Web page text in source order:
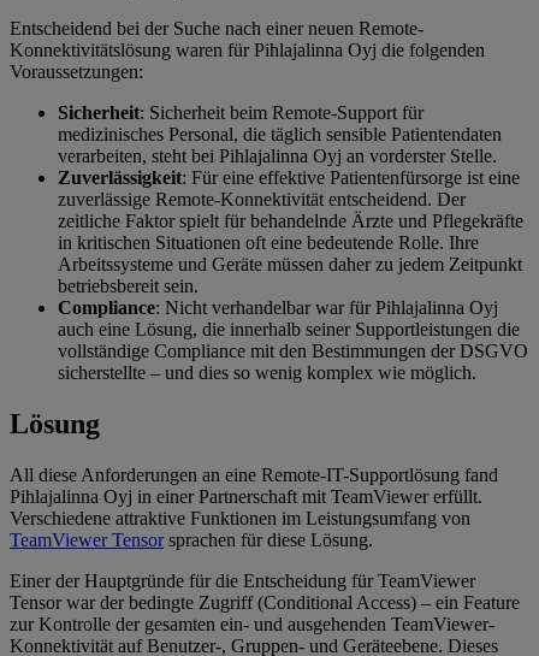
Entscheidend bei der Suche nach einer neuen Remote-
Konnektivitätslösung waren für Pihlajalinna Oyj die folgenden
Voraussetzungen:
Sicherheit: Sicherheit beim Remote-Support für
medizinisches Personal, die täglich sensible Patientendaten
verarbeiten, steht bei Pihlajalinna Oyj an vorderster Stelle.
Zuverlässigkeit: Für eine effektive Patientenfürsorge ist eine
zuverlässige Remote-Konnektivität entscheidend. Der
zeitliche Faktor spielt für behandelnde Ärzte und Pflegekräfte
in kritischen Situationen oft eine bedeutende Rolle. Ihre
Arbeitssysteme und Geräte müssen daher zu jedem Zeitpunkt
betriebsbereit sein.
Compliance: Nicht verhandelbar war für Pihlajalinna Oyj
auch eine Lösung, die innerhalb seiner Supportleistungen die
vollständige Compliance mit den Bestimmungen der DSGVO
sicherstellte – und dies so wenig komplex wie möglich.
Lösung
All diese Anforderungen an eine Remote-IT-Supportlösung fand
Pihlajalinna Oyj in einer Partnerschaft mit TeamViewer erfüllt.
Verschiedene attraktive Funktionen im Leistungsumfang von
TeamViewer Tensorsprachen für diese Lösung.
Einer der Hauptgründe für die Entscheidung für TeamViewer
Tensor war der bedingte Zugriff (Conditional Access) – ein Feature
zur Kontrolle der gesamten ein- und ausgehenden TeamViewer-
Konnektivität auf Benutzer-, Gruppen- und Geräteebene. Dieses